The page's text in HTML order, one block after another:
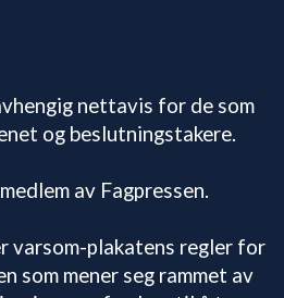
nettavis for de som
og beslutningstakere.
av Fagpressen.
varsom-plakatens regler for
som mener seg rammet av